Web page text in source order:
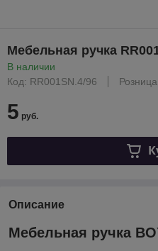
Мебельная ручка
В наличии
Код: RR001SN.4/96
Розница
5 руб.
Описание
Мебельная ручка